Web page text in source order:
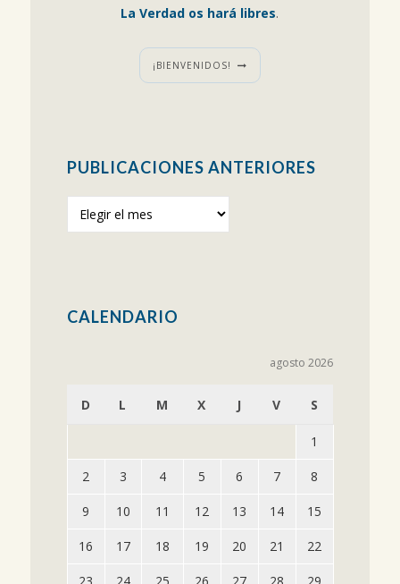
La Verdad os hará libres.
¡BIENVENIDOS!
PUBLICACIONES ANTERIORES
anteriores
CALENDARIO
agosto 2026
D L M X J V S
1
2 3 4 5 6 7 8
9 10 11 12 13 14 15
16 17 18 19 20 21 22
23 24 25 26 27 28 29